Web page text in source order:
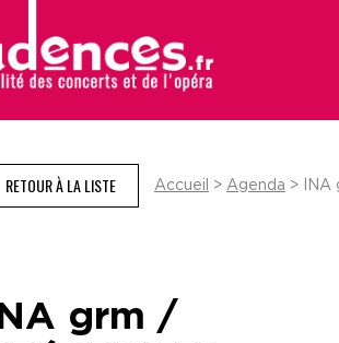
RETOUR À LA LISTE Accueil > Agenda > INA
INA grm /